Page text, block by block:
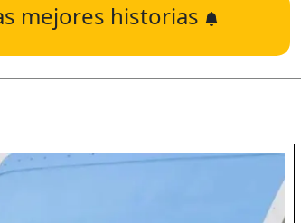
mejores historias